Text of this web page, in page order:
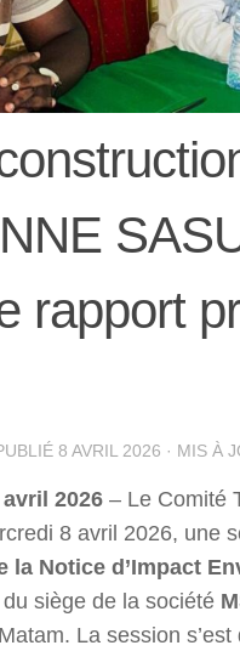
rapport
8 AVRIL 2026 · MIS À
2026 – Le Comité
8 avril 2026, une
Notice d’Impact
siège de la société
La session